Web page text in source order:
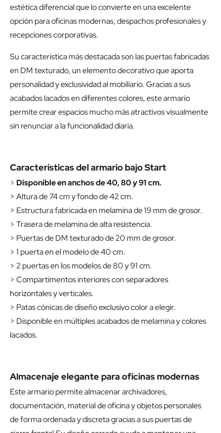
estética diferencial que lo convierte en una excelente
opción para oficinas modernas, despachos profesionales y
recepciones corporativas.
Su característica más destacada son las puertas fabricadas
en DM texturado, un elemento decorativo que aporta
personalidad y exclusividad al mobiliario. Gracias a sus
acabados lacados en diferentes colores, este armario
permite crear espacios mucho más atractivos visualmente
sin renunciar a la funcionalidad diaria.
Características del armario bajo Start
> Disponible en anchos de 40, 80 y 91 cm.
> Altura de 74 cm y fondo de 42 cm.
> Estructura fabricada en melamina de 19 mm de grosor.
> Trasera de melamina de alta resistencia.
> Puertas de DM texturado de 20 mm de grosor.
> 1 puerta en el modelo de 40 cm.
> 2 puertas en los modelos de 80 y 91 cm.
> Compartimentos interiores con separadores
horizontales y verticales.
> Patas cónicas de diseño exclusivo color a elegir.
> Disponible en múltiples acabados de melamina y colores
lacados.
Almacenaje elegante para oficinas modernas
Este armario permite almacenar archivadores,
documentación, material de oficina y objetos personales
de forma ordenada y discreta gracias a sus puertas de